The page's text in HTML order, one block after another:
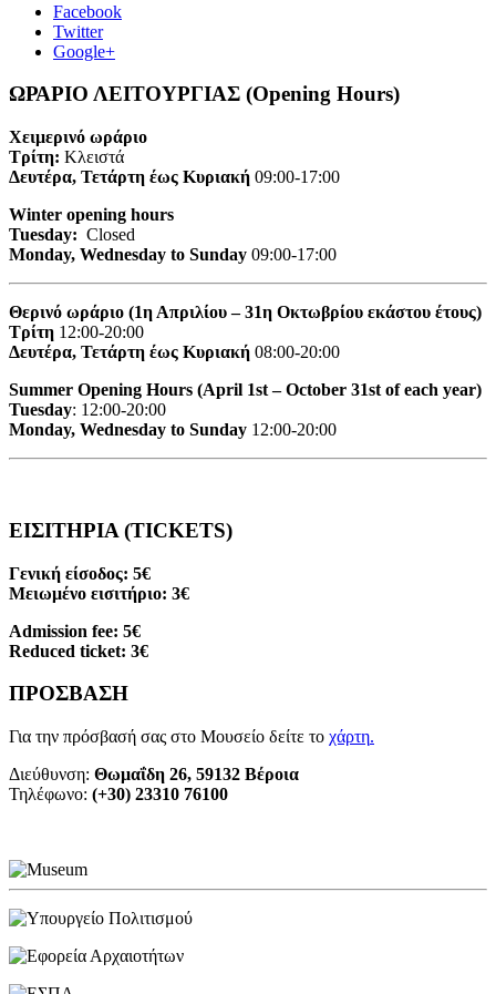
Facebook
Twitter
Google+
ΩΡΑΡΙΟ ΛΕΙΤΟΥΡΓΙΑΣ (Opening Hours)
Χειμερινό ωράριο
Τρίτη: Κλειστά
Δευτέρα, Τετάρτη έως Κυριακή 09:00-17:00
Winter opening hours
Tuesday: Closed
Monday, Wednesday to Sunday 09:00-17:00
Θερινό ωράριο (1η Απριλίου – 31η Οκτωβρίου εκάστου έτους)
Τρίτη 12:00-20:00
Δευτέρα, Τετάρτη έως Κυριακή 08:00-20:00
Summer Opening Hours (April 1st – October 31st of each year)
Tuesday: 12:00-20:00
Monday, Wednesday to Sunday 12:00-20:00
ΕΙΣΙΤΗΡΙΑ (TICKETS)
Γενική είσοδος: 5€
Μειωμένο εισιτήριο: 3€
Admission fee: 5€
Reduced ticket: 3€
ΠΡΟΣΒΑΣΗ
Για την πρόσβασή σας στο Μουσείο δείτε το χάρτη.
Διεύθυνση: Θωμαΐδη 26, 59132 Βέροια
Τηλέφωνο: (+30) 23310 76100